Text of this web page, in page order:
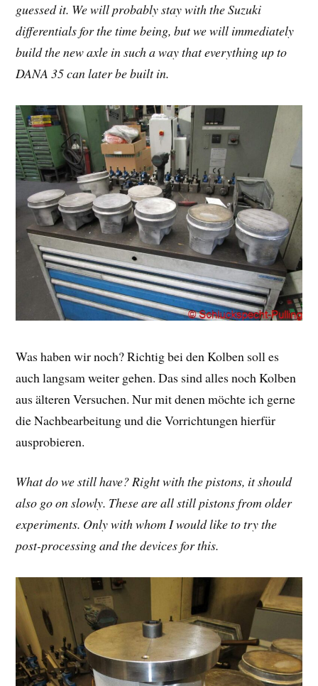
guessed it. We will probably stay with the Suzuki
differentials for the time being, but we will immediately
build the new axle in such a way that everything up to
DANA 35 can later be built in.
Was haben wir noch? Richtig bei den Kolben soll es
auch langsam weiter gehen. Das sind alles noch Kolben
aus älteren Versuchen. Nur mit denen möchte ich gerne
die Nachbearbeitung und die Vorrichtungen hierfür
ausprobieren.
What do we still have? Right with the pistons, it should
also go on slowly. These are all still pistons from older
experiments. Only with whom I would like to try the
post-processing and the devices for this.